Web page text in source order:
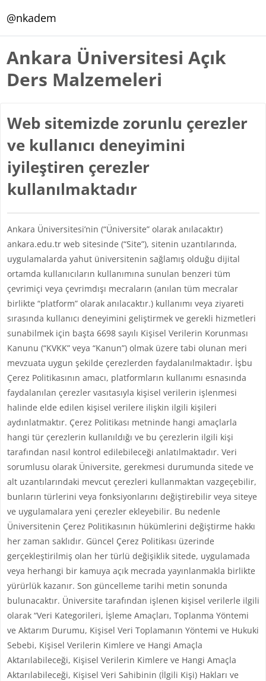
@nkadem
Ankara Üniversitesi Açık
Ders Malzemeleri
Web sitemizde zorunlu çerezler
ve kullanıcı deneyimini
iyileştiren çerezler
kullanılmaktadır
Ankara Üniversitesi’nin (“Üniversite” olarak anılacaktır)
ankara.edu.tr web sitesinde (“Site”), sitenin uzantılarında,
uygulamalarda yahut üniversitenin sağlamış olduğu dijital
ortamda kullanıcıların kullanımına sunulan benzeri tüm
çevrimiçi veya çevrimdışı mecraların (anılan tüm mecralar
birlikte “platform” olarak anılacaktır.) kullanımı veya ziyareti
sırasında kullanıcı deneyimini geliştirmek ve gerekli hizmetleri
sunabilmek için başta 6698 sayılı Kişisel Verilerin Korunması
Kanunu (“KVKK” veya “Kanun”) olmak üzere tabi olunan meri
mevzuata uygun şekilde çerezlerden faydalanılmaktadır. İşbu
Çerez Politikasının amacı, platformların kullanımı esnasında
faydalanılan çerezler vasıtasıyla kişisel verilerin işlenmesi
halinde elde edilen kişisel verilere ilişkin ilgili kişileri
aydınlatmaktır. Çerez Politikası metninde hangi amaçlarla
hangi tür çerezlerin kullanıldığı ve bu çerezlerin ilgili kişi
tarafından nasıl kontrol edilebileceği anlatılmaktadır. Veri
sorumlusu olarak Üniversite, gerekmesi durumunda sitede ve
alt uzantılarındaki mevcut çerezleri kullanmaktan vazgeçebilir,
bunların türlerini veya fonksiyonlarını değiştirebilir veya siteye
ve uygulamalara yeni çerezler ekleyebilir. Bu nedenle
Üniversitenin Çerez Politikasının hükümlerini değiştirme hakkı
her zaman saklıdır. Güncel Çerez Politikası üzerinde
gerçekleştirilmiş olan her türlü değişiklik sitede, uygulamada
veya herhangi bir kamuya açık mecrada yayınlanmakla birlikte
yürürlük kazanır. Son güncelleme tarihi metin sonunda
bulunacaktır. Üniversite tarafından işlenen kişisel verilerle ilgili
olarak “Veri Kategorileri, İşleme Amaçları, Toplanma Yöntemi
ve Aktarım Durumu, Kişisel Veri Toplamanın Yöntemi ve Hukuki
Sebebi, Kişisel Verilerin Kimlere ve Hangi Amaçla
Aktarılabileceği, Kişisel Verilerin Kimlere ve Hangi Amaçla
Aktarılabileceği, Kişisel Veri Sahibinin (İlgili Kişi) Hakları ve